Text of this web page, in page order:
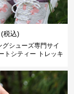
(税込)
グシューズ専門サイ
トシティー トレッキ